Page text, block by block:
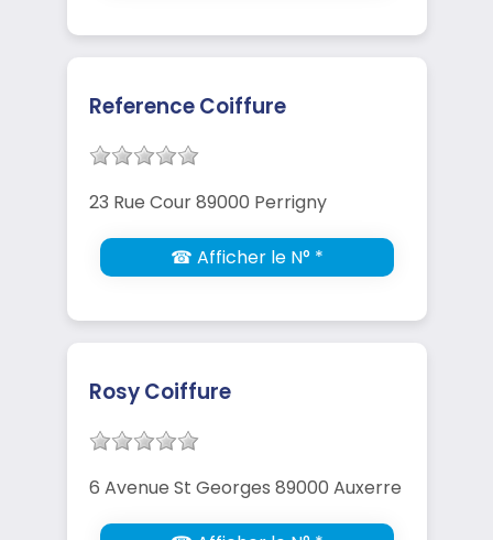
Reference Coiffure
23 Rue Cour 89000 Perrigny
☎ Afficher le N° *
Rosy Coiffure
6 Avenue St Georges 89000 Auxerre